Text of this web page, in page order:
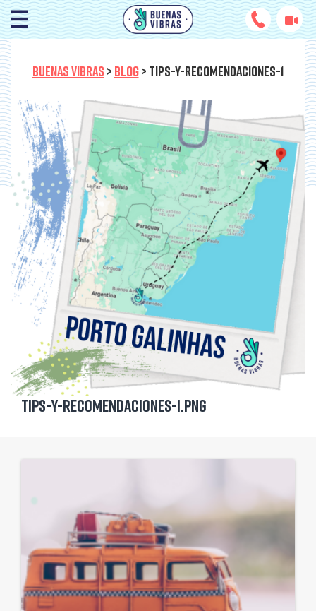
BUENAS VIBRAS > BLOG> TIPS-Y-RECOMENDACIONES-1
Tips-y-recomendaciones-1.png